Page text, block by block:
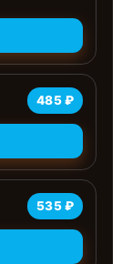
485 ₽
535 ₽